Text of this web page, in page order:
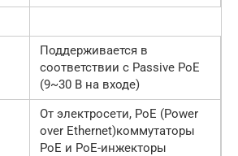
Поддерживается в
соответствии с Passive PoE
(9~30 В на входе)
От электросети, PoE (Power
over Ethernet)коммутаторы
PoE и PoE-инжекторы